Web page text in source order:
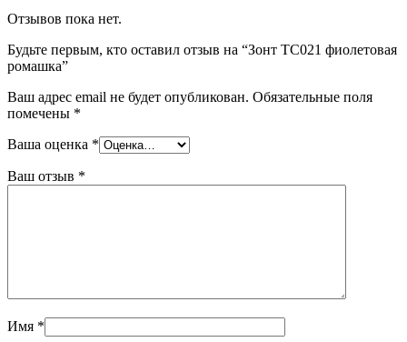
Отзывов пока нет.
Будьте первым, кто оставил отзыв на “Зонт ТС021 фиолетовая
ромашка”
Ваш адрес email не будет опубликован. Обязательные поля
помечены *
Ваша оценка *
Ваш отзыв *
Имя *